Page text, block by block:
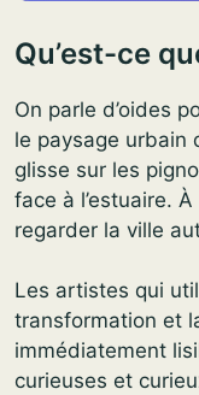
Qu’est-ce
On parle d’oides
le paysage urbain
glisse sur les
face à l’estuaire.
regarder la ville
Les artistes qui
transformation et
immédiatement
curieuses et